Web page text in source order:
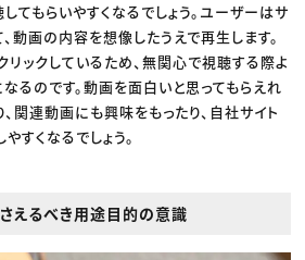
てもらいやすくなるでしょう。ユーザーはサ
動画の内容を想像したうえで再生します。
リックしているため、無関心で視聴する際よ
るのです。動画を面白いと思ってもらえれ
、関連動画にも興味をもったり、自社サイト
すくなるでしょう。
えるべき用途目的の意識